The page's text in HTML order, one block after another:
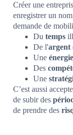
Créer une
enregistrer un
demande de
Du temps
De l'argent
Une énergie
Des
Une
C’est aussi
de subir des
de prendre des